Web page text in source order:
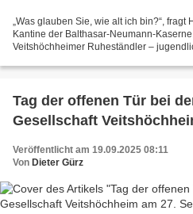
„Was glauben Sie, wie alt ich bin?“,
Kantine der Balthasar-Neumann-
Veitshöchheimer Ruheständler –
Tag der offenen Tür bei
Gesellschaft
Veröffentlicht am 19.09.2025 08:11
Von Dieter Gürz